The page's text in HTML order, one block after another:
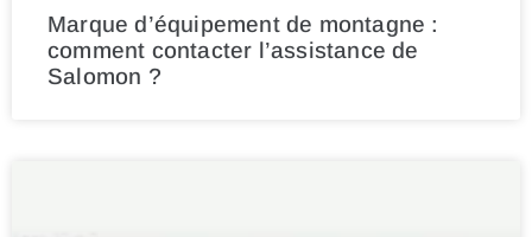
Marque d’équipement de montagne :
comment contacter l’assistance de
Salomon ?